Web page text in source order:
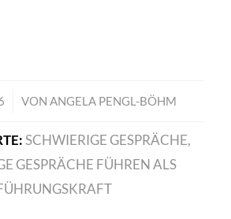
VON ANGELA PENGL-BÖHM
SCHWIERIGE GESPRÄCHE,
GESPRÄCHE FÜHREN ALS